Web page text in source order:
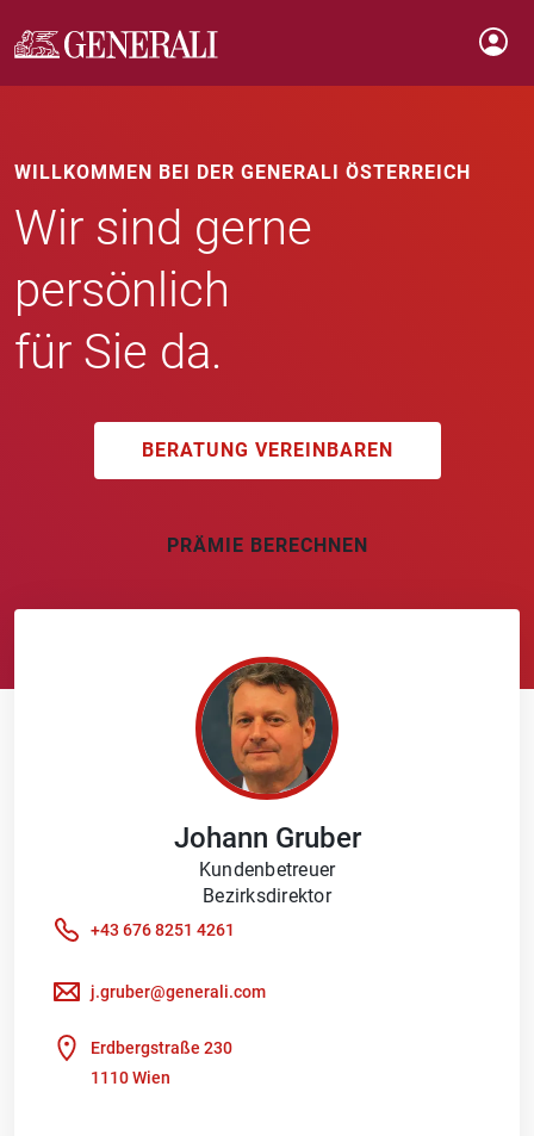
WILLKOMMEN BEI DER GENERALI ÖSTERREICH
Wir sind gerne
persönlich
für Sie da.
BERATUNG VEREINBAREN
PRÄMIE BERECHNEN
Johann Gruber
Kundenbetreuer
Bezirksdirektor
+43 676 8251 4261
j.gruber@generali.com
Erdbergstraße 230
1110 Wien